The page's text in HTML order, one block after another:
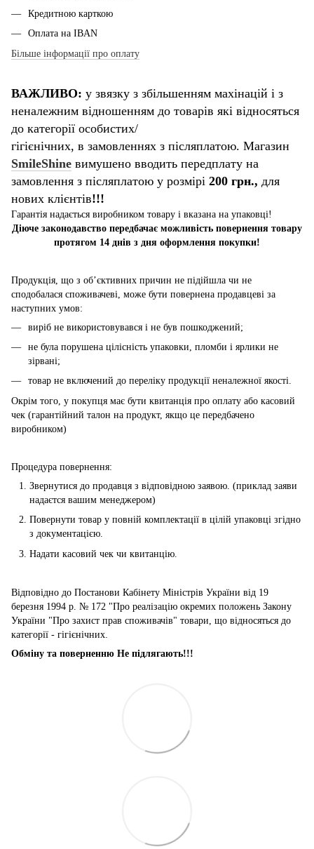
Кредитною карткою
Оплата на IBAN
Більше інформації про оплату
ВАЖЛИВО: у звязку з збільшенням махінацій і з
неналежним відношенням до товарів які відносяться
до категорії особистих/
гігієнічних, в замовленнях з післяплатою. Магазин
SmileShine вимушено вводить передплату на
замовлення з післяплатою у розмірі 200 грн., для
нових клієнтів!!!
Гарантія надається виробником товару і вказана на упаковці!
Діюче законодавство передбачає можливість повернення товару
протягом 14 днів з дня оформлення покупки!
Продукція, що з об’єктивних причин не підійшла чи не
сподобалася споживачеві, може бути повернена продавцеві за
наступних умов:
виріб не використовувався і не був пошкоджений;
не була порушена цілісність упаковки, пломби і ярлики не
зірвані;
товар не включений до переліку продукції неналежної якості.
Окрім того, у покупця має бути квитанція про оплату або касовий
чек (гарантійний талон на продукт, якщо це передбачено
виробником)
Процедура повернення:
Звернутися до продавця з відповідною заявою. (приклад заяви
надаєтся вашим менеджером)
Повернути товар у повній комплектації в цілій упаковці згідно
з документацією.
Надати касовий чек чи квитанцію.
Відповідно до Постанови Кабінету Міністрів України від 19
березня 1994 р. № 172 "Про реалізацію окремих положень Закону
України "Про захист прав споживачів" товари, що відносяться до
категорії - гігієнічних.
Обміну та поверненню Не підлягають!!!